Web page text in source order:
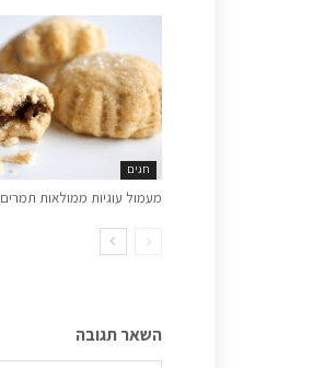
חגים
מעמול עוגיות ממולאות תמרים
השאר תגובה